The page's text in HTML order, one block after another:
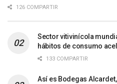
126 COMPARTIR
Sector vitivinícola
hábitos de consumo
133 COMPARTIR
Así es Bodegas